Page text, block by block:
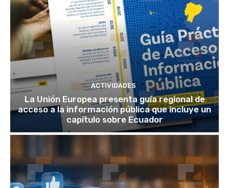
ACTIVIDADES
La Unión Europea presenta guía regional de
acceso a la información pública que incluye un
capítulo sobre Ecuador